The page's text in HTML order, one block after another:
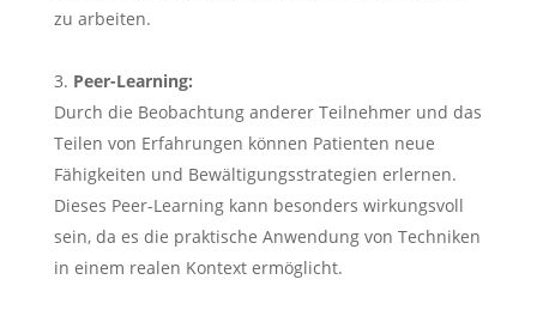
zu arbeiten.
Peer-Learning:
Durch die Beobachtung anderer Teilnehmer und das
Teilen von Erfahrungen können Patienten neue
Fähigkeiten und Bewältigungsstrategien erlernen.
Dieses Peer-Learning kann besonders wirkungsvoll
sein, da es die praktische Anwendung von Techniken
in einem realen Kontext ermöglicht.